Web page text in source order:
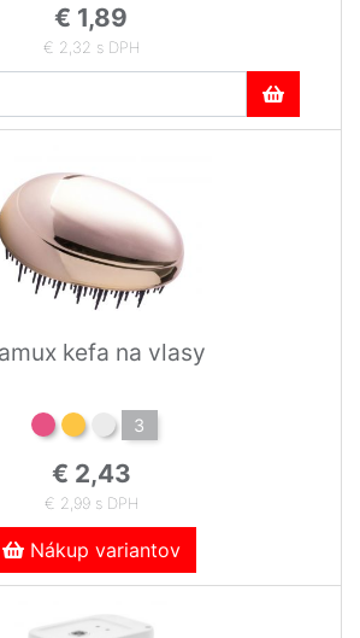
€ 1,89
€ 2,32 s DPH
kefa na vlasy
3
€ 2,43
€ 2,99 s DPH
Nákup variantov